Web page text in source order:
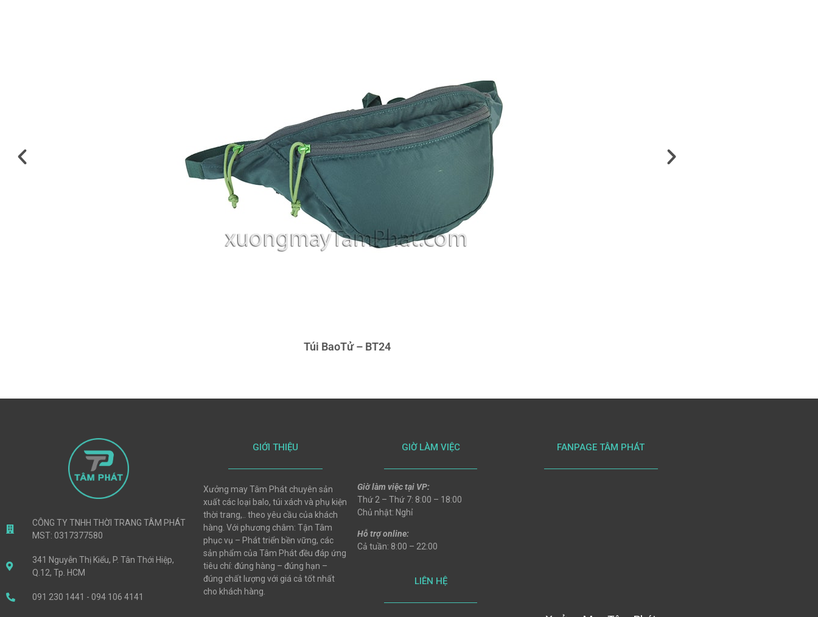
Túi BaoTử – BT24
CÔNG TY TNHH THỜI TRANG TÂM PHÁT
MST: 0317377580
341 Nguyễn Thị Kiểu, P. Tân Thới Hiệp,
Q.12, Tp. HCM
091 230 1441 - 094 106 4141
GIỚI THIỆU
Xưởng may Tâm Phát chuyên sản
xuất các loại balo, túi xách và phụ kiện
thời trang,.. theo yêu cầu của khách
hàng. Với phương châm: Tận Tâm
phục vụ – Phát triển bền vững, các
sản phẩm của Tâm Phát đều đáp ứng
tiêu chí: đúng hàng – đúng hạn –
đúng chất lượng với giá cả tốt nhất
cho khách hàng.
GIỜ LÀM VIỆC
Giờ làm việc tại VP:
Thứ 2 – Thứ 7: 8:00 – 18:00
Chủ nhật: Nghỉ
Hỗ trợ online:
Cả tuần: 8:00 – 22:00
LIÊN HỆ
FANPAGE TÂM PHÁT